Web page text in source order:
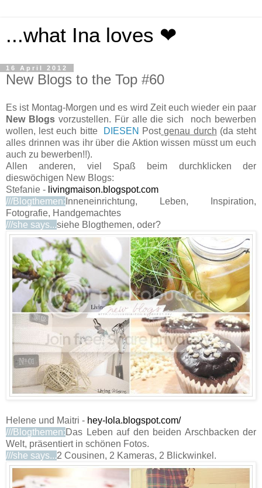
...what Ina loves ❤
16 April 2012
New Blogs to the Top #60
Es ist Montag-Morgen und es wird Zeit euch wieder ein paar
New Blogs vorzustellen. Für alle die sich noch bewerben
wollen, lest euch bitte
DIESEN Postgenau durch (da steht
alles drinnen was ihr über die Aktion wissen müsst um euch
auch zu bewerben!!).
Allen anderen, viel Spaß beim durchklicken der
dieswöchigen New Blogs:
Stefanie - livingmaison.blogspot.com
///Blogthemen: Inneneinrichtung, Leben, Inspiration,
Fotografie, Handgemachtes
///she says...siehe Blogthemen, oder?
Helene und Maitri - hey-lola.blogspot.com/
///Blogthemen:Das Leben auf den beiden Arschbacken der
Welt, präsentiert in schönen Fotos.
///she says...2 Cousinen, 2 Kameras, 2 Blickwinkel.